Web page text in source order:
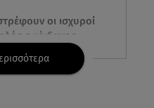
οι ισχυροί
ο κίνδυνος